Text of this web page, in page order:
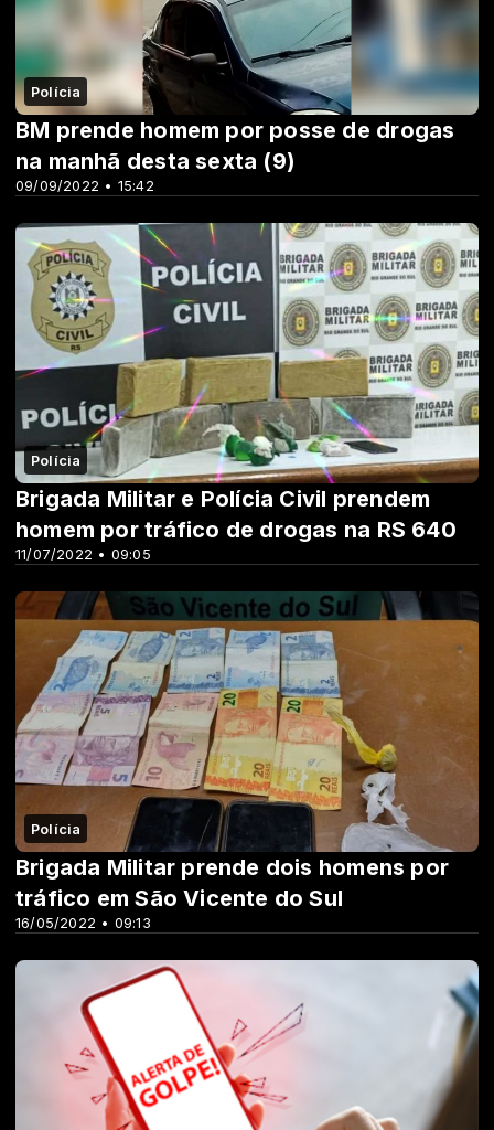
Polícia
09/09/2022 • 15:42
BM prende homem por posse de drogas
na manhã desta sexta (9)
Polícia
11/07/2022 • 09:05
Brigada Militar e Polícia Civil prendem
homem por tráfico de drogas na RS 640
Polícia
16/05/2022 • 09:13
Brigada Militar prende dois homens por
tráfico em São Vicente do Sul